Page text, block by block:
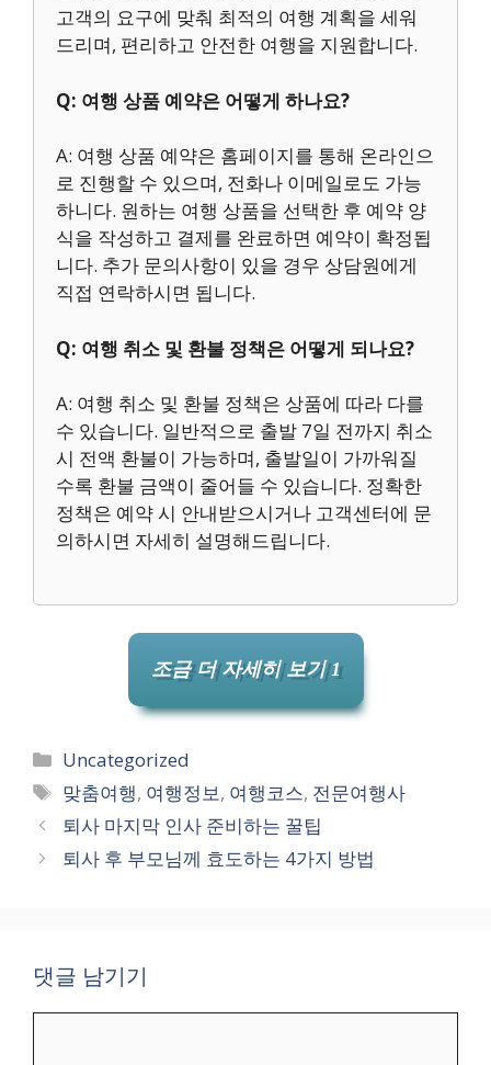
고객의 요구에 맞춰 최적의 여행 계획을 세워
드리며, 편리하고 안전한 여행을 지원합니다.
Q: 여행 상품 예약은 어떻게 하나요?
A: 여행 상품 예약은 홈페이지를 통해 온라인으
로 진행할 수 있으며, 전화나 이메일로도 가능
하니다. 원하는 여행 상품을 선택한 후 예약 양
식을 작성하고 결제를 완료하면 예약이 확정됩
니다. 추가 문의사항이 있을 경우 상담원에게
직접 연락하시면 됩니다.
Q: 여행 취소 및 환불 정책은 어떻게 되나요?
A: 여행 취소 및 환불 정책은 상품에 따라 다를
수 있습니다. 일반적으로 출발 7일 전까지 취소
시 전액 환불이 가능하며, 출발일이 가까워질
수록 환불 금액이 줄어들 수 있습니다. 정확한
정책은 예약 시 안내받으시거나 고객센터에 문
의하시면 자세히 설명해드립니다.
조금 더 자세히 보기 1
카
테
고
리
Uncategorized
태
그
맞춤여행, 여행정보, 여행코스, 전문여행사
퇴사 마지막 인사 준비하는 꿀팁
퇴사 후 부모님께 효도하는 4가지 방법
댓글 남기기